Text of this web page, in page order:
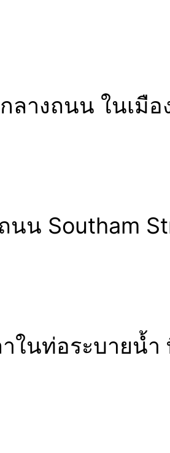
ลางถนน ในเมื
นน Southam
ในท่อระบายน้